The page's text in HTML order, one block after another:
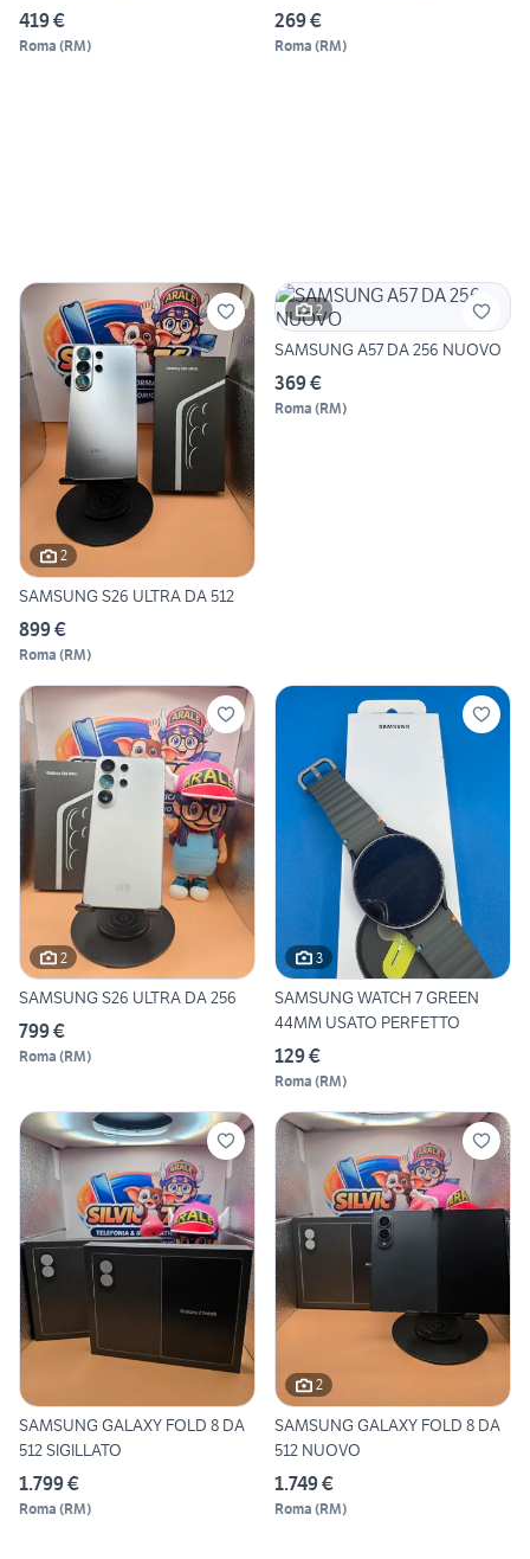
419 €
Roma (RM)
269 €
Roma (RM)
2
SAMSUNG S26 ULTRA DA 512
899 €
Roma (RM)
2
SAMSUNG A57 DA 256 NUOVO
369 €
Roma (RM)
2
SAMSUNG S26 ULTRA DA 256
799 €
Roma (RM)
3
SAMSUNG WATCH 7 GREEN
44MM USATO PERFETTO
129 €
Roma (RM)
SAMSUNG GALAXY FOLD 8 DA
512 SIGILLATO
1.799 €
Roma (RM)
2
SAMSUNG GALAXY FOLD 8 DA
512 NUOVO
1.749 €
Roma (RM)